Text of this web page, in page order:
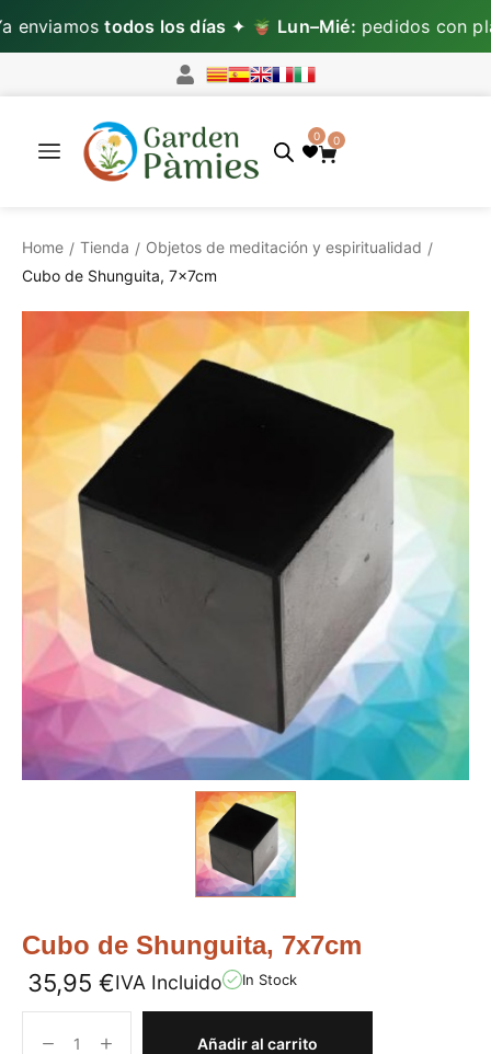
todos los días✦ Lun–Mié:pedidos con
0 0
Home / Tienda / Objetos de meditación y espiritualidad /
Cubo de Shunguita, 7x7cm
Cubo de Shunguita, 7x7cm
35,95 €IVA Incluido In Stock
Añadir al carrito